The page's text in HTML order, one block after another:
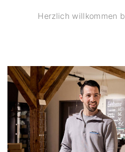
Herzlich willkommen